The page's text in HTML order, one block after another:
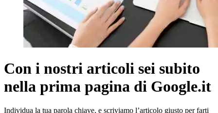
Con i nostri articoli sei subito
nella prima pagina di Google.it
Individua la tua parola chiave, e scriviamo l’articolo giusto per farti